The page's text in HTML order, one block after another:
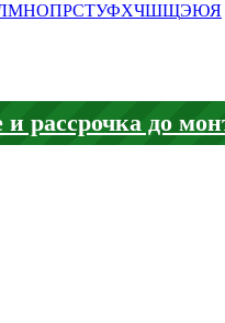
МНОПРСТУФХЧШЩЭЮЯ
и рассрочка до